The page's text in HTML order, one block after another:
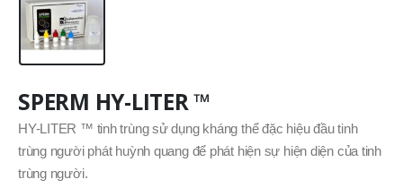
SPERM HY-LITER ™
HY-LITER ™ tinh trùng sử dụng kháng thể đặc hiệu đầu tinh
trùng người phát huỳnh quang để phát hiện sự hiện diện của tinh
trùng người.